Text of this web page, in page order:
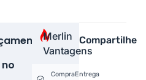
no
Compartilhe
Merlin
Vantagens
CompraEntrega